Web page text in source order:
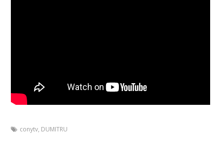
conytv, DUMITRU